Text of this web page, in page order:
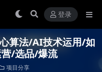
登录
算法/AI技术运用/如
/选品/爆流
项目分享